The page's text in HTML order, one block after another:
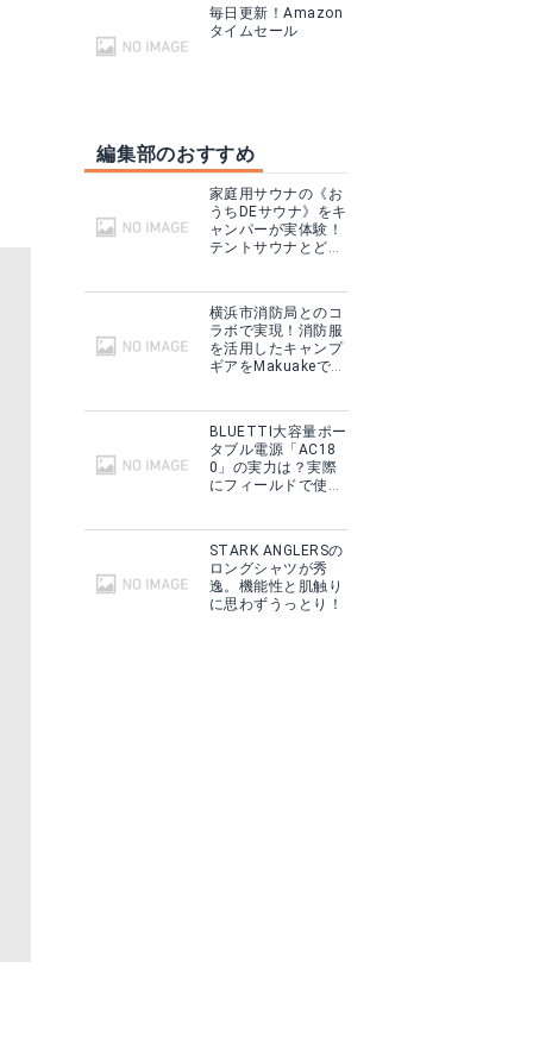
毎日更新！Amazon
タイムセール
編集部のおすすめ
家庭用サウナの《お
うちDEサウナ》をキ
ャンパーが実体験！
テントサウナとどこ
横浜市消防局とのコ
ラボで実現！消防服
を活用したキャンプ
ギアをMakuakeで予
BLUETTI大容量ポー
タブル電源「AC18
0」の実力は？実際
にフィールドで使用
STARK ANGLERSの
ロングシャツが秀
逸。機能性と肌触り
に思わずうっとり！